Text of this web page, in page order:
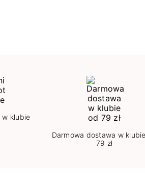
w klubie
Darmowa dostawa w
79 zł